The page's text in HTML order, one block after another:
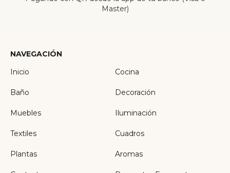
Master)
NAVEGACIÓN
Inicio
Cocina
Baño Decoración
Muebles Iluminación
Textiles Cuadros
Plantas Aromas